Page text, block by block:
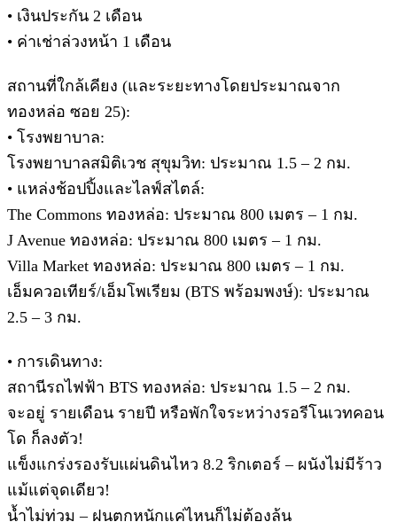
• เงินประกัน 2 เดือน
• ค่าเช่าล่วงหน้า 1 เดือน
สถานที่ใกล้เคียง (และระยะทางโดยประมาณจาก
ทองหล่อ ซอย 25):
• โรงพยาบาล:
โรงพยาบาลสมิติเวช สุขุมวิท: ประมาณ 1.5 – 2 กม.
• แหล่งช้อปปิ้งและไลฟ์สไตล์:
The Commons ทองหล่อ: ประมาณ 800 เมตร – 1 กม.
J Avenue ทองหล่อ: ประมาณ 800 เมตร – 1 กม.
Villa Market ทองหล่อ: ประมาณ 800 เมตร – 1 กม.
เอ็มควอเทียร์/เอ็มโพเรียม (BTS พร้อมพงษ์): ประมาณ
2.5 – 3 กม.
• การเดินทาง:
สถานีรถไฟฟ้า BTS ทองหล่อ: ประมาณ 1.5 – 2 กม.
จะอยู่ รายเดือน รายปี หรือพักใจระหว่างรอรีโนเวทคอน
โด ก็ลงตัว!
แข็งแกร่งรองรับแผ่นดินไหว 8.2 ริกเตอร์ – ผนังไม่มีร้าว
แม้แต่จุดเดียว!
น้ำไม่ท่วม – ฝนตกหนักแค่ไหนก็ไม่ต้องลุ้น